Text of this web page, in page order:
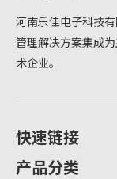
河南乐佳电子科技
管理解决方案集成
术企业。
快速链接
产品分类